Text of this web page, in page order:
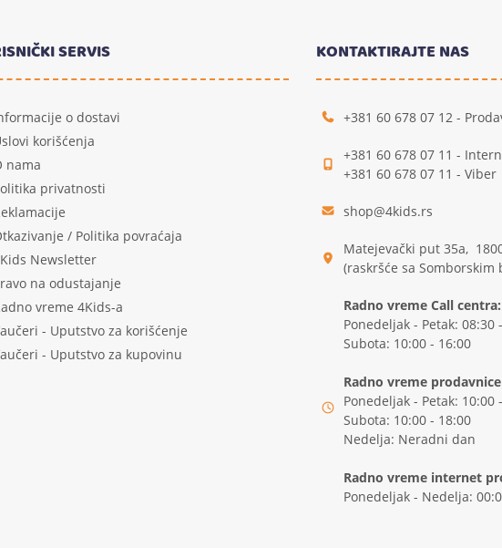
SERVIS
o dostavi
korišćenja
nama
privatnosti
/ Politika povraćaja
Newsletter
na odustajanje
vreme 4Kids-a
- Uputstvo za korišćenje
- Uputstvo za kupovinu
KONTAKTIRAJTE NAS
+381 60 678 07 12 -
+381 60 678 07 11 -
+381 60 678 07 11 - Viber
shop@4kids.rs
Matejevački put 35a,
(raskršće sa Somborskim
Radno vreme Call centra:
Ponedeljak - Petak: 08:30
Subota: 10:00 - 16:00
Radno vreme
Ponedeljak - Petak: 10:00
Subota: 10:00 - 18:00
Nedelja: Neradni dan
Radno vreme internet
Ponedeljak - Nedelja: